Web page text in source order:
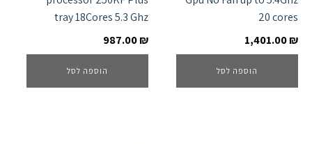
20 cores
1,401.00₪
הוספה לסל
tray 18Cores 5.3 Ghz
987.00₪
הוספה לסל